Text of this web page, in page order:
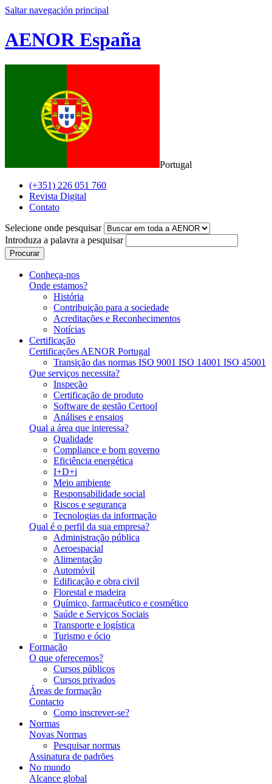
Saltar navegación principal
AENOR España
Portugal
(+351) 226 051 760
Revista Digital
Contato
Selecione onde pesquisar
Introduza a palavra a pesquisar
Procurar
Conheça-nos
Onde estamos?
História
Contribuição para a sociedade
Acreditações e Reconhecimentos
Notícias
Certificação
Certificações AENOR Portugal
Transição das normas ISO 9001 ISO 14001 ISO 45001
Que serviços necessita?
Inspeção
Certificação de produto
Software de gestão Certool
Análises e ensaios
Qual a área que interessa?
Qualidade
Compliance e bom governo
Eficiência energética
I+D+i
Meio ambiente
Responsabilidade social
Riscos e segurança
Tecnologias da informação
Qual é o perfil da sua empresa?
Administração pública
Aeroespacial
Alimentação
Automóvil
Edificação e obra civil
Florestal e madeira
Químico, farmacêutico e cosmético
Saúde e Serviços Sociais
Transporte e logística
Turismo e ócio
Formação
O que oferecemos?
Cursos públicos
Cursos privados
Áreas de formação
Contacto
Como inscrever-se?
Normas
Novas Normas
Pesquisar normas
Assinatura de padrões
No mundo
Alcance global